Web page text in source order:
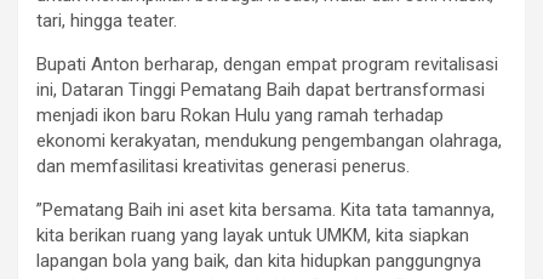
tari, hingga teater.
​Bupati Anton berharap, dengan empat program revitalisasi
ini, Dataran Tinggi Pematang Baih dapat bertransformasi
menjadi ikon baru Rokan Hulu yang ramah terhadap
ekonomi kerakyatan, mendukung pengembangan olahraga,
dan memfasilitasi kreativitas generasi penerus.
​”Pematang Baih ini aset kita bersama. Kita tata tamannya,
kita berikan ruang yang layak untuk UMKM, kita siapkan
lapangan bola yang baik, dan kita hidupkan panggungnya